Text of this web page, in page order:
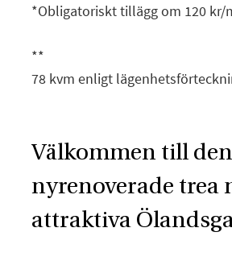
*Obligatoriskt tillägg om 120
**
78 kvm enligt
Välkommen till
nyrenoverade trea
attraktiva